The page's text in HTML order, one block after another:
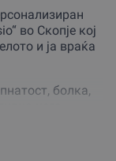
во Скопје кој
и ја враќа
болка,